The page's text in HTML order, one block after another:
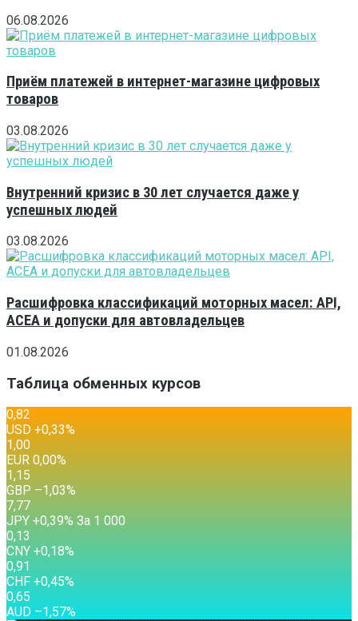
06.08.2026
Приём платежей в интернет-магазине цифровых
товаров
03.08.2026
Внутренний кризис в 30 лет случается даже у
успешных людей
03.08.2026
Расшифровка классификаций моторных масел: API,
ACEA и допуски для автовладельцев
01.08.2026
Таблица обменных курсов
0,82
USD +0,33%
1,00
EUR 0,00%
1,15
GBP –1,03%
7,77
JPY +0,39% За 1 000
0,13
CNY +0,18%
0,91
CHF +0,45%
0,65
AUD –1,57%